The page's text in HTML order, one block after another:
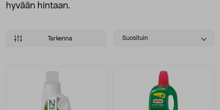
hyvään hintaan.
Tarkenna
Select
Suosituin
Tuotteet